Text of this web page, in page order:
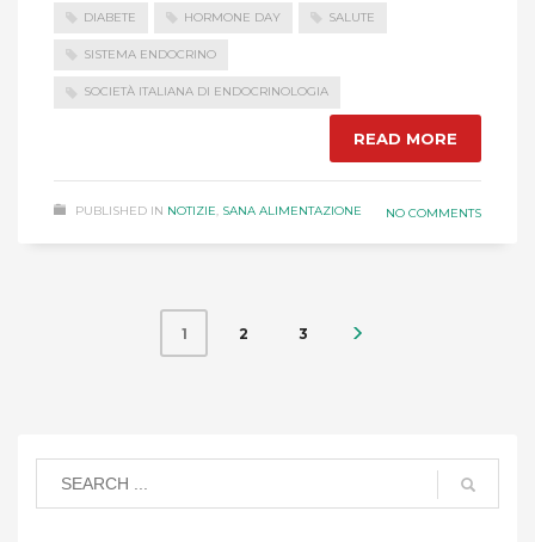
DIABETE HORMONE DAY SALUTE
SISTEMA ENDOCRINO
SOCIETÀ ITALIANA DI ENDOCRINOLOGIA
READ MORE
PUBLISHED IN NOTIZIE, SANA ALIMENTAZIONE NO COMMENTS
1 2 3